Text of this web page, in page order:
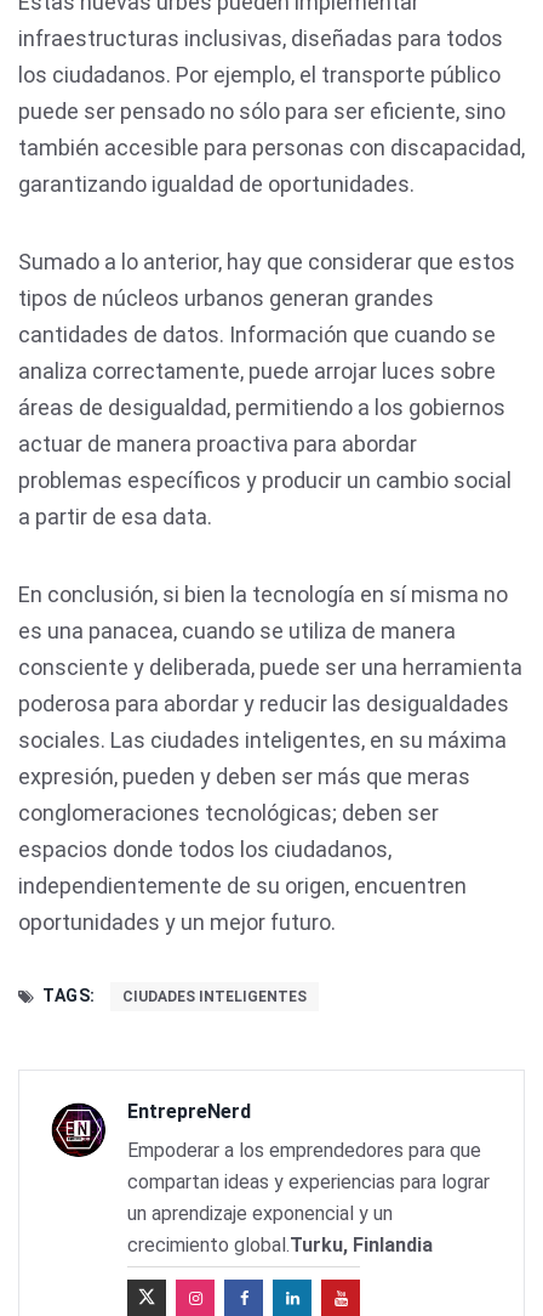
infraestructuras inclusivas, diseñadas para todos
los ciudadanos. Por ejemplo, el transporte público
puede ser pensado no sólo para ser eficiente, sino
también accesible para personas con discapacidad,
garantizando igualdad de oportunidades.
Sumado a lo anterior, hay que considerar que estos
tipos de núcleos urbanos generan grandes
cantidades de datos. Información que cuando se
analiza correctamente, puede arrojar luces sobre
áreas de desigualdad, permitiendo a los gobiernos
actuar de manera proactiva para abordar
problemas específicos y producir un cambio social
a partir de esa data.
En conclusión, si bien la tecnología en sí misma no
es una panacea, cuando se utiliza de manera
consciente y deliberada, puede ser una herramienta
poderosa para abordar y reducir las desigualdades
sociales. Las ciudades inteligentes, en su máxima
expresión, pueden y deben ser más que meras
conglomeraciones tecnológicas; deben ser
espacios donde todos los ciudadanos,
independientemente de su origen, encuentren
oportunidades y un mejor futuro.
TAGS: CIUDADES INTELIGENTES
EntrepreNerd
Empoderar a los emprendedores para que
compartan ideas y experiencias para lograr
un aprendizaje exponencial y un
crecimiento global.Turku, Finlandia